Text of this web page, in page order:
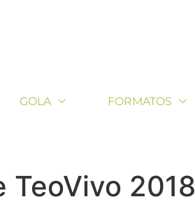
GOLA FORMATOS
TeoVivo 2018